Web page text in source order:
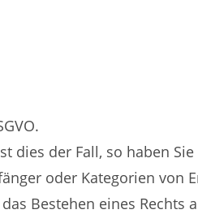
dies der Fall, so haben
oder Kategorien von
Bestehen eines Rechts